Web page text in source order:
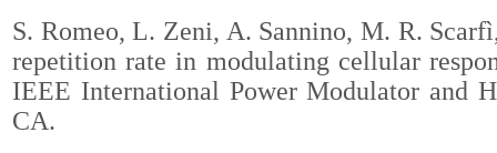
S. Romeo, L. Zeni, A. Sannino, M. R.
repetition rate in modulating cellular
IEEE International Power Modulator and
CA.